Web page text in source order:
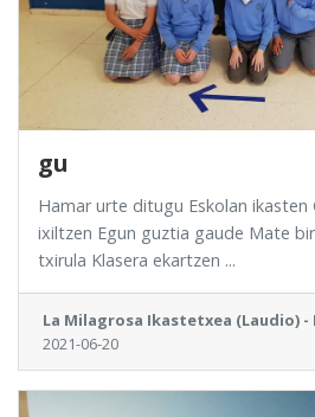
gu
Hamar urte ditugu Eskolan ikasten
ixiltzen Egun guztia gaude Mate
txirula Klasera ekartzen ...
La Milagrosa Ikastetxea (Laudio) -
2021-06-20